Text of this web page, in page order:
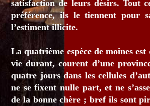
satisfaction de leurs désirs. Tout
préférence, ils le tiennent pour
l’estiment illicite.
La quatrième espèce de moines
vie durant, courent d’une
quatre jours dans les cellules
ne se fixent nulle part, et ne
de la bonne chère ; bref ils sont